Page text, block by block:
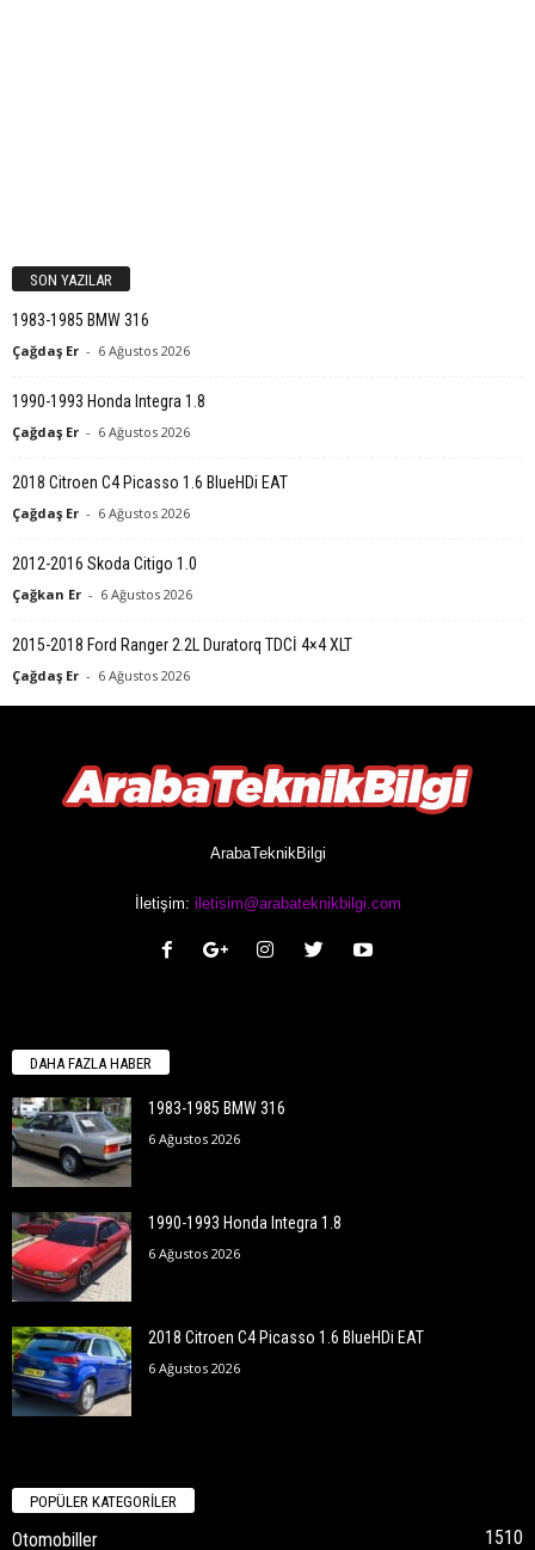
SON YAZILAR
1983-1985 BMW 316
Çağdaş Er - 6 Ağustos 2026
1990-1993 Honda Integra 1.8
Çağdaş Er - 6 Ağustos 2026
2018 Citroen C4 Picasso 1.6 BlueHDi EAT
Çağdaş Er - 6 Ağustos 2026
2012-2016 Skoda Citigo 1.0
Çağkan Er - 6 Ağustos 2026
2015-2018 Ford Ranger 2.2L Duratorq TDCİ 4×4 XLT
Çağdaş Er - 6 Ağustos 2026
ArabaTeknikBilgi
İletişim: iletisim@arabateknikbilgi.com
DAHA FAZLA HABER
1983-1985 BMW 316
6 Ağustos 2026
1990-1993 Honda Integra 1.8
6 Ağustos 2026
2018 Citroen C4 Picasso 1.6 BlueHDi EAT
6 Ağustos 2026
POPÜLER KATEGORİLER
Otomobiller 1510